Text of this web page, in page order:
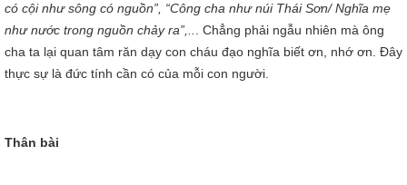
có cội như sông có nguồn”, “Công cha như núi Thái Sơn/ Nghĩa mẹ
như nước trong nguồn chảy ra”,..
. Chẳng phải ngẫu nhiên mà ông
cha ta lại quan tâm răn dạy con cháu đạo nghĩa biết ơn, nhớ ơn. Đây
thực sự là đức tính cần có của mỗi con người.
Thân bài